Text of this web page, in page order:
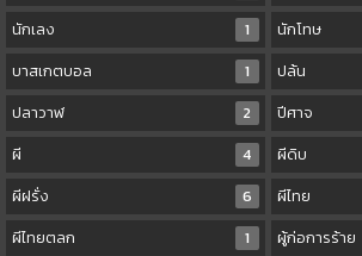
นักเลง
1 นักโทษ
บาสเกตบอล
1 ปล้น
ปลาวาฬ
2 ปีศาจ
ผี
4 ผีดิบ
ผีฝรั่ง
6 ผีไทย
ผีไทยตลก
1 ผู้ก่อการร้าย